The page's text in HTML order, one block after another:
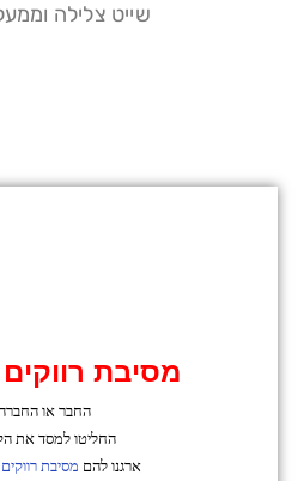
שייט צלילה
מסיבת
החבר או
החליטו למסד את
ארגנו להם מסיבת רווקים